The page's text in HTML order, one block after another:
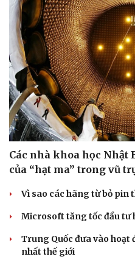
Các nhà khoa học Nhật
của “hạt ma” trong vũ
Vì sao các hãng từ bỏ pin
Microsoft tăng tốc đầu tư
Trung Quốc đưa vào hoạt
nhất thế giới